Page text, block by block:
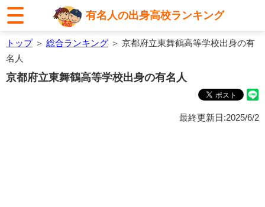
有名人の出身高校ランキング
トップ＞ 総合ランキング ＞ 京都府立東舞鶴高等学校出身の有
名人
京都府立東舞鶴高等学校出身の有名人
最終更新日:2025/6/2